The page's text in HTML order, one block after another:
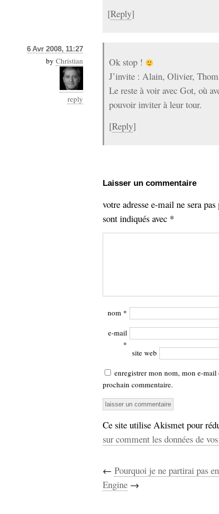
[Reply]
6 Avr 2008, 11:27
by Christian
reply
Ok stop !
J’invite : Alain, Olivier,
Le reste à voir avec Got, où
pouvoir inviter à leur tour.
[Reply]
Laisser un commentaire
votre adresse e-mail ne sera
sont indiqués avec *
nom *
e-mail
*
site web
enregistrer mon nom, mon e-
prochain commentaire.
Ce site utilise Akismet pour
sur comment les données de
← Pourquoi je ne partirai pas
Engine →